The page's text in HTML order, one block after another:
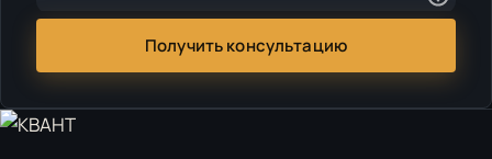
Получить консультацию